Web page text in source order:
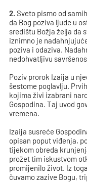
2. Sveto pismo od
da Bog poziva ljude u
središtu Božja želja da
iznimno je
poziva i odaziva.
nedohvatljivu
Poziv prorok Izaija u
šestome poglavlju.
kojima živi izabrani
Gospodina. Taj uvod
vremena.
Izaija susreće
opisan poput viđenja,
tijekom obreda
prožet tim iskustvom
promijenilo život. Iz
čuvamo zazive Bogu,